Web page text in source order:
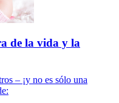
de la vida y la
– ¡y no es sólo una